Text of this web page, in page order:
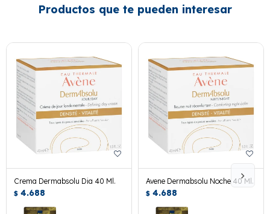
Productos que te pueden interesar
Crema Dermabsolu Dia 40 Ml.
$ 4.688
Avene Dermabsolu Noche 40 Ml.
$ 4.688